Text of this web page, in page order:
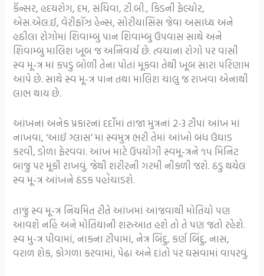
કૅન્સર, હદયરોગ, દમ, સંધિવા, ટી.બી., કિડની ફેલ્યોર,
એસ.એલ.ઈ, વેરીફૉઝ હેન્સ, સોરીયાસિસ જેવા અસાધ્ય અને
હઠીલા રોગોમાં શિવામ્બુ પાન શિવામ્બુ ઉપવાસ સાથે અને
શિવામ્બુ માલિશ ખૂબ જ અનિવાર્ય છે. ત્વચાના રોગો પર વાસી
સ્વ મૂ-ત્ર માં કપડું બોળી તેના પોતાં મૂકવા તેથી ખૂબ સારા પરિણામ
આપે છે. સાથે સ્વ મૂ-ત્ર પાન તથા માલિશ ચાલુ જ રાખવા એનાથી
લાભ થાય છે.
આંખના અનેક પ્રકારનાં દર્દોમાં તાજા મુત્રનાં 2-3 ટીપાં આંખ માં
નાખવા, ‘આઈ ગ્લાસ’ માં સ્વમુત્ર ભરી તેમાં આંખો બંધ ઉઘાડ
કરવી, ડોળા ફેરવવા. આંખ માટે ઉપયોગી સ્વમૂ-ત્રને ૧૫ મિનિટ
બાજુ પર મૂકી રાખવું. જેથી શરીરની ગરમી નીકળી જશે. ઠંડુ થયેલ
સ્વ મૂ-ત્ર આંખને ઠંડક પહોંચાડશે.
તાજું સ્વ મૂ-ત્ર નિયમિત રીતે આંખમાં આંજવાથી મોતિયો પણ
આવશે નહિ અને મોતિયાની શરુઆત હશે તો તે પણ જતો રહેશે.
સ્વ મુ-ત્ર પીવામાં, નાકના ટીપામાં, નેત્ર બિંદુ, કર્ણ બિંદુ, નાસ,
વરાળ શેક, કોગળા કરવામાં, પેઢા અને દાંતો પર ઘસવામાં વાપરવું.